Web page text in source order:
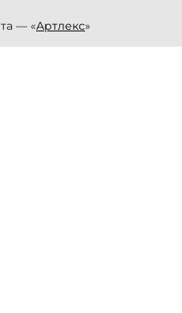
— «Артлекс»